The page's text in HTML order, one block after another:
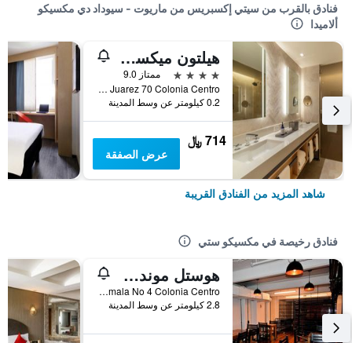
فنادق بالقرب من سيتي إكسبريس من ماريوت - سيوداد دي مكسيكو
ألاميدا
هيلتون ميكسيكو سيتي ريفورما
4 نجوم
ممتاز 9.0
Avenida Juarez 70 Colonia Centro, مكسيكو ستي, ولاية مقاطعة مدينة مكسيكو الفيدرالية, المكسيك
0.2 كيلومتر عن وسط المدينة
714 ﷼
عرض الصفقة
شاهد المزيد من الفنادق القريبة
فنادق رخيصة في مكسيكو ستي
هوستل موندو جوفين
República de Guatemala No 4 Colonia Centro, مكسيكو ستي, ولاية مقاطعة مدينة مكسيكو الفيدرالية, المكسيك
2.8 كيلومتر عن وسط المدينة